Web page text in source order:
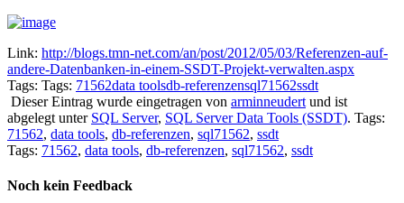
Link: http://blogs.tmn-net.com/an/post/2012/05/03/Referenzen-auf-
andere-Datenbanken-in-einem-SSDT-Projekt-verwalten.aspx
Tags: Tags: 71562data toolsdb-referenzensql71562ssdt
Dieser Eintrag wurde eingetragen von arminneudert und ist
abgelegt unter SQL Server, SQL Server Data Tools (SSDT). Tags:
71562, data tools, db-referenzen, sql71562, ssdt
Tags: 71562, data tools, db-referenzen, sql71562, ssdt
Noch kein Feedback